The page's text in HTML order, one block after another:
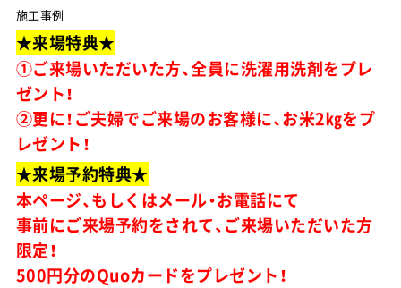
施工事例
★来場特典★
①ご来場いただいた方、全員に洗濯用洗剤をプレ
ゼント！
②更に！ご夫婦でご来場のお客様に、お米2㎏をプ
レゼント！
★来場予約特典★
本ページ、もしくはメール・お電話にて
事前にご来場予約をされて、ご来場いただいた方
限定！
500円分のQuoカードをプレゼント！